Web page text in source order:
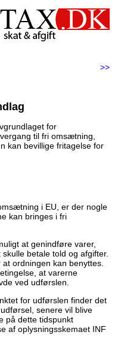
>>
for
til fri omsætning,
kan bevillige fritagelse for
i EU, er der nogle
kan bringes i fri
at genindføre varer,
betale told og afgifter.
ordningen kan benyttes.
at varerne
ved udførslen.
for udførslen finder det
senere vil blive
på dette tidspunkt
af oplysningsskemaet INF